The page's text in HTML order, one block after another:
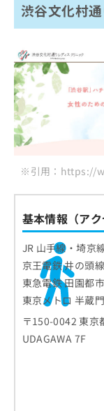
渋谷文化村
※引用：https://
基本情報（ア
JR 山手線・埼京
京王電鉄 井の頭
東急電鉄 田園都
東京メトロ 半蔵
〒150-0042 東京
UDAGAWA 7F